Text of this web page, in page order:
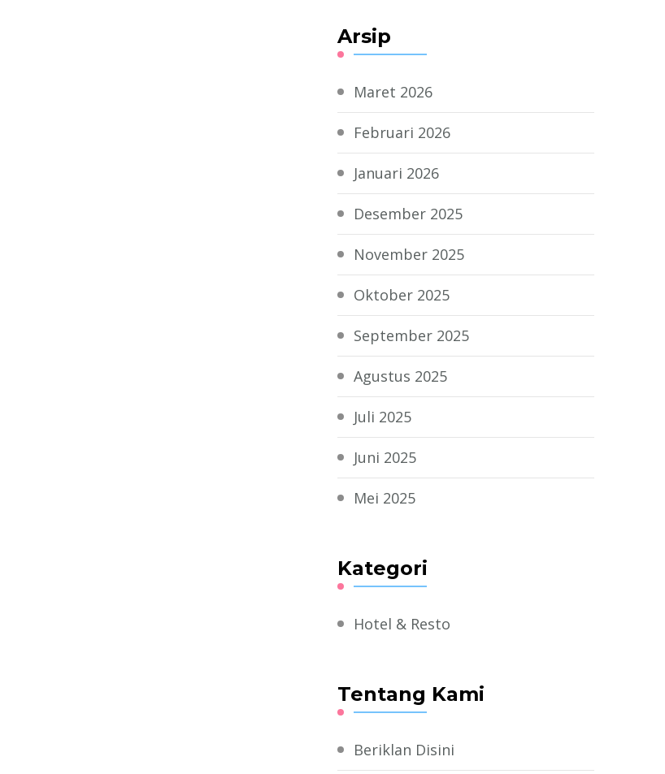
Arsip
Maret 2026
Februari 2026
Januari 2026
Desember 2025
November 2025
Oktober 2025
September 2025
Agustus 2025
Juli 2025
Juni 2025
Mei 2025
Kategori
Hotel & Resto
Tentang Kami
Beriklan Disini